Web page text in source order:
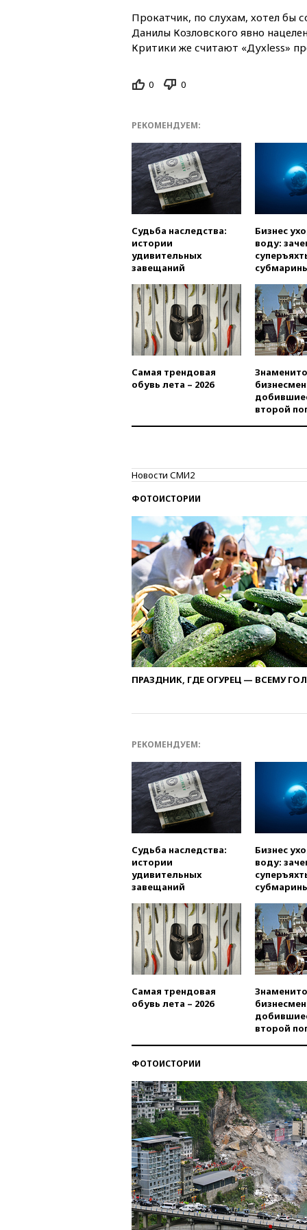
Прокатчик, по слухам, хотел бы
Данилы Козловского явно
Критики же считают «Духless»
0 0
РЕКОМЕНДУЕМ:
Судьба наследства:
истории
удивительных
завещаний
Бизнес
воду:
Самая трендовая
обувь лета – 2026
второй
Новости СМИ2
ФОТОИСТОРИИ
ПРАЗДНИК, ГДЕ ОГУРЕЦ — ВСЕМУ
РЕКОМЕНДУЕМ:
Судьба наследства:
истории
удивительных
завещаний
Бизнес
воду:
Самая трендовая
обувь лета – 2026
второй
ФОТОИСТОРИИ